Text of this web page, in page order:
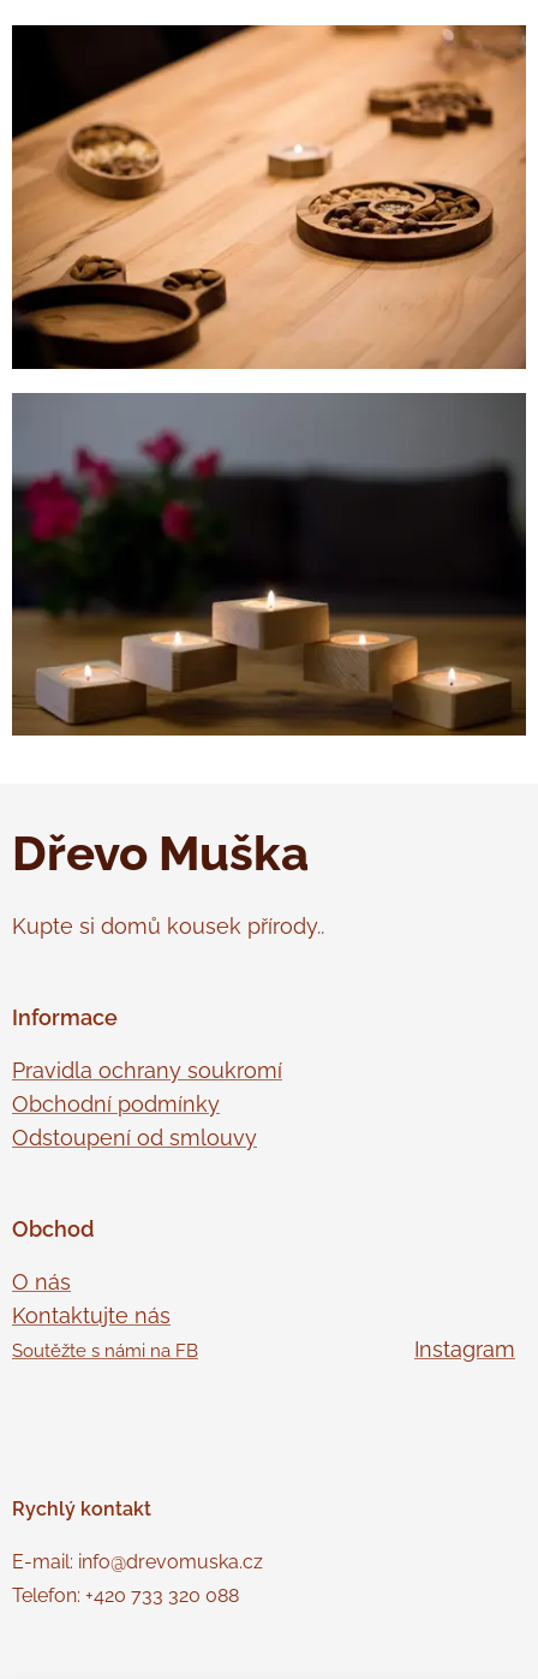
Dřevo Muška
Kupte si domů kousek přírody..
Informace
Pravidla ochrany soukromí
Obchodní podmínky
Odstoupení od smlouvy
Obchod
O nás
Kontaktujte nás
Soutěžte s námi na FB Instagram
Rychlý kontakt
E-mail: info@drevomuska.cz
Telefon: +420 733 320 088